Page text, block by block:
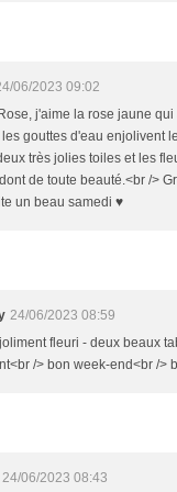
06/2023 09:02
j'aime la rose jaune qui
gouttes d'eau enjolivent
très jolies toiles et les
de toute beauté.<br />
un beau samedi ♥
24/06/2023 08:59
fleuri - deux beaux
/> bon week-end<br />
24/06/2023 08:43